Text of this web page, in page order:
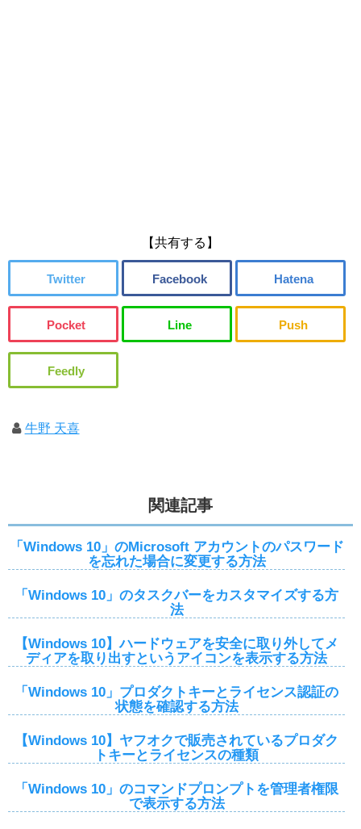
【共有する】
牛野 天喜
関連記事
「Windows 10」のMicrosoft アカウントのパスワード
を忘れた場合に変更する方法
「Windows 10」のタスクバーをカスタマイズする方
法
【Windows 10】ハードウェアを安全に取り外してメ
ディアを取り出すというアイコンを表示する方法
「Windows 10」プロダクトキーとライセンス認証の
状態を確認する方法
【Windows 10】ヤフオクで販売されているプロダク
トキーとライセンスの種類
「Windows 10」のコマンドプロンプトを管理者権限
で表示する方法